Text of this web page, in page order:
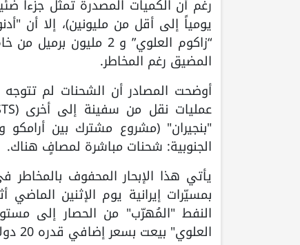
المضيق رغم المخاطر.
أوضحت المصادر أن الشحنات لم
"بنجيران" (مشروع مشترك بين
الجنوبية: شحنات مباشرة لمصافٍ هناك.
يأتي هذا الإبحار المحفوف
بمسيّرات إيرانية يوم الإثنين
النفط "المُهرّب" من الحصار إلى
العلوي" بيعت بسعر إضافي قدره 20 دولاراً للبرميل فوق السعر الرسمي، نظراً لصعوبة التأمين والنقل.